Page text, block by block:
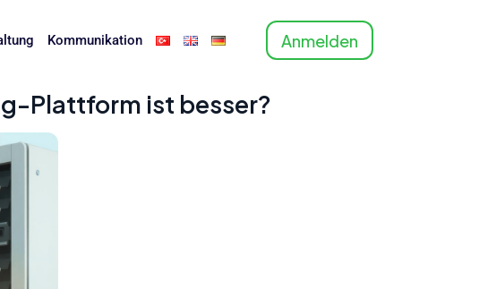
Kommunikation Anmelden
Plattform ist besser?